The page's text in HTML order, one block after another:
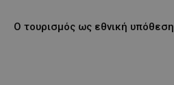
Ο τουρισμός ως εθνική υπόθεση